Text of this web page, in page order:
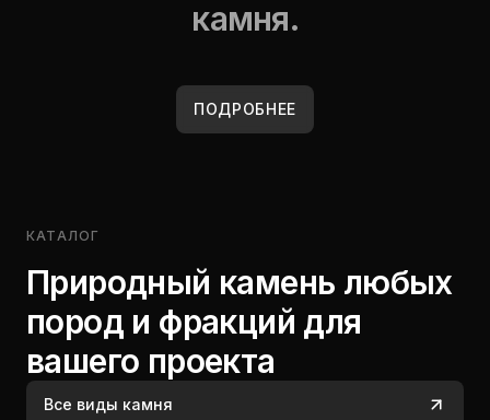
камня.
ПОДРОБНЕЕ
КАТАЛОГ
Природный камень любых
пород и фракций для
вашего проекта
Все виды камня